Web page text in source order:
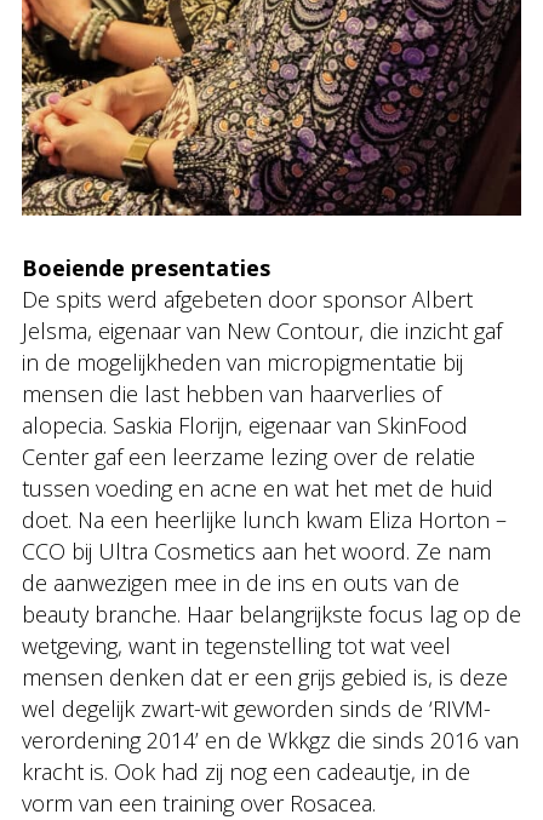
Boeiende presentaties
De spits werd afgebeten door sponsor Albert
Jelsma, eigenaar van New Contour, die inzicht gaf
in de mogelijkheden van micropigmentatie bij
mensen die last hebben van haarverlies of
alopecia. Saskia Florijn, eigenaar van SkinFood
Center gaf een leerzame lezing over de relatie
tussen voeding en acne en wat het met de huid
doet. Na een heerlijke lunch kwam Eliza Horton –
CCO bij Ultra Cosmetics aan het woord. Ze nam
de aanwezigen mee in de ins en outs van de
beauty branche. Haar belangrijkste focus lag op de
wetgeving, want in tegenstelling tot wat veel
mensen denken dat er een grijs gebied is, is deze
wel degelijk zwart-wit geworden sinds de ‘RIVM-
verordening 2014’ en de Wkkgz die sinds 2016 van
kracht is. Ook had zij nog een cadeautje, in de
vorm van een training over Rosacea.